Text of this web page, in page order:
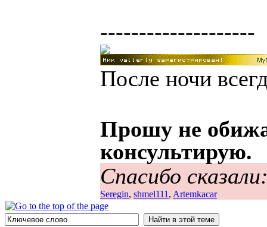
--------------------
После ночи
Прошу не
консультирую.
Спасибо
Seregin, shmel111 , Artemkacar